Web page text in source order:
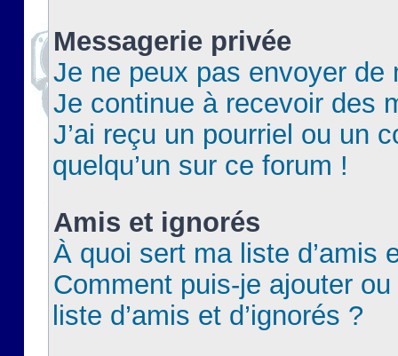
Messagerie privée
Je ne peux pas envoyer de
Je continue à recevoir des
J’ai reçu un pourriel ou un
quelqu’un sur ce forum !
Amis et ignorés
À quoi sert ma liste d’amis
Comment puis-je ajouter
liste d’amis et d’ignorés ?